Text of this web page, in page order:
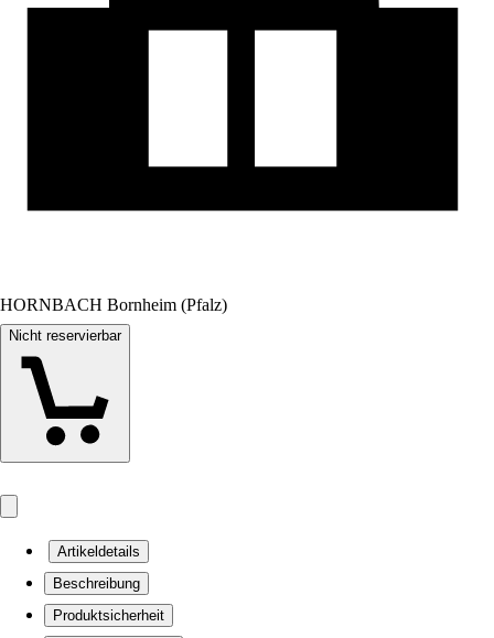
HORNBACH Bornheim (Pfalz)
Nicht reservierbar
Artikeldetails
Beschreibung
Produktsicherheit